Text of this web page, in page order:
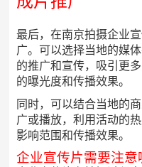
最后，在南京拍摄企业
广。可以选择当地的媒
的推广和宣传，吸引更
的曝光度和传播效果。
同时，可以结合当地的
广或播放，利用活动的
影响范围和传播效果。
企业宣传片需要注意